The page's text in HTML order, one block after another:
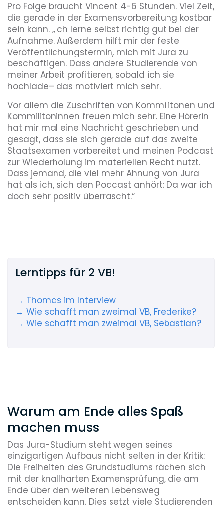
Pro Folge braucht Vincent 4-6 Stunden. Viel Zeit,
die gerade in der Examensvorbereitung kostbar
sein kann. „Ich lerne selbst richtig gut bei der
Aufnahme. Außerdem hilft mir der feste
Veröffentlichungstermin, mich mit Jura zu
beschäftigen. Dass andere Studierende von
meiner Arbeit profitieren, sobald ich sie
hochlade– das motiviert mich sehr.
Vor allem die Zuschriften von Kommilitonen und
Kommilitoninnen freuen mich sehr. Eine Hörerin
hat mir mal eine Nachricht geschrieben und
gesagt, dass sie sich gerade auf das zweite
Staatsexamen vorbereitet und meinen Podcast
zur Wiederholung im materiellen Recht nutzt.
Dass jemand, die viel mehr Ahnung von Jura
hat als ich, sich den Podcast anhört: Da war ich
doch sehr positiv überrascht.“
Lerntipps für 2 VB!
→ Thomas im Interview
→ Wie schafft man zweimal VB, Frederike?
→ Wie schafft man zweimal VB, Sebastian?
Warum am Ende alles Spaß
machen muss
Das Jura-Studium steht wegen seines
einzigartigen Aufbaus nicht selten in der Kritik:
Die Freiheiten des Grundstudiums rächen sich
mit der knallharten Examensprüfung, die am
Ende über den weiteren Lebensweg
entscheiden kann. Dies setzt viele Studierenden